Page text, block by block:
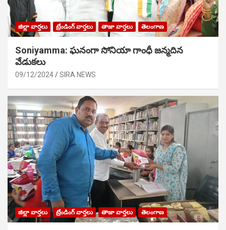
జిల్లా వార్తలు ట్రేండింగ్ వార్తలు తాజా వార్తలు తెలంగాణ
Soniyamma: ఘ‌నంగా సోనియా గాంధీ జ‌న్మ‌దిన
వేడుక‌లు
09/12/2024 SIRA NEWS
జిల్లా వార్తలు ట్రేండింగ్ వార్తలు తాజా వార్తలు తెలంగాణ